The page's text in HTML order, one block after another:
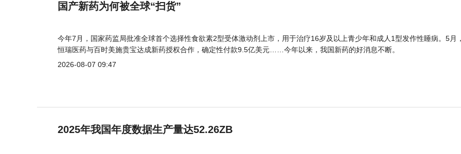
国产新药为何被全球“扫货”
今年7月，国家药监局批准全球首个选择性食欲素2型受体激动剂上市，用于治疗16岁及以上青少年和成人1型发作性睡病。5月
恒瑞医药与百时美施贵宝达成新药授权合作，确定性付款9.5亿美元……今年以来，我国新药的好消息不断。
2026-08-07 09:47
2025年我国年度数据生产量达52.26ZB